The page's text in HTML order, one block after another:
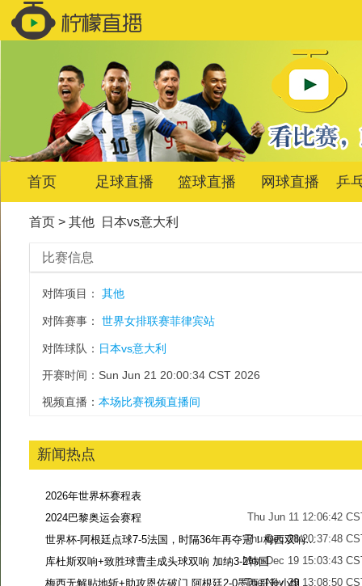
首页 足球直播 篮球直播 网球直播 乒
首页> 其他 日本vs意大利
比赛信息
对阵项目： 其他
对阵赛事： 世界女排联赛菲律宾站
对阵球队： 日本vs意大利
开赛时间：Sun Jun 21 20:00:34 CST 2026
视频直播： 本场比赛视频直播间
新闻热点
2026年世界杯赛程表
Thu Jun 11 12:06:42
2024巴黎奥运会赛程
Thu Dec 28 20:37:48
世界杯-阿根廷点球7-5法国，时隔36年再夺冠！梅西双响姆巴佩戴帽
Mon Dec 19 15:03:43
库杜斯双响+致胜球曹圭成头球双响 加纳3-2韩国
Tue Nov 29 13:08:50
梅西无解贴地斩+助攻恩佐破门 阿根廷2-0墨西哥升小组第二